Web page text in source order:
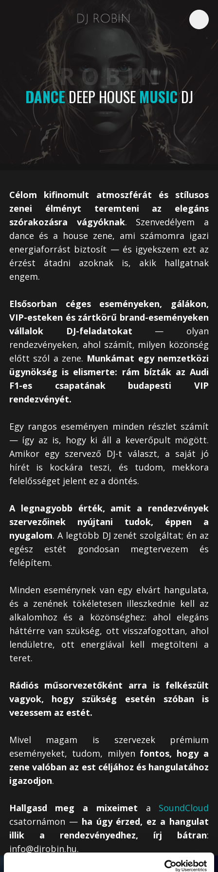
English
R O B I N
DANCEDEEP HOUSE MUSICDJ
Célom kifinomult atmoszférát és stílusos
zenei élményt teremteni az elegáns
szórakozásra vágyóknak. Szenvedélyem a
dance és a house zene, ami számomra igazi
energiaforrást biztosít — és igyekszem ezt az
érzést átadni azoknak is, akik hallgatnak
engem.
Elsősorban céges eseményeken, gálákon,
VIP-esteken és zártkörű brand-eseményeken
vállalok DJ-feladatokat — olyan
rendezvényeken, ahol számít, milyen közönség
előtt szól a zene. Munkámat egy nemzetközi
ügynökség is elismerte: rám bízták az Audi
F1-es csapatának budapesti VIP
rendezvényét.
Egy rangos eseményen minden részlet számít
— így az is, hogy ki áll a keverőpult mögött.
Amikor egy szervező DJ-t választ, a saját jó
hírét is kockára teszi, és tudom, mekkora
felelősséget jelent ez a döntés.
A legnagyobb érték, amit a rendezvények
szervezőinek nyújtani tudok, éppen a
nyugalom. A legtöbb DJ zenét szolgáltat; én az
egész estét gondosan megtervezem és
felépítem.
Minden eseménynek van egy elvárt hangulata,
és a zenének tökéletesen illeszkednie kell az
alkalomhoz és a közönséghez: ahol elegáns
háttérre van szükség, ott visszafogottan, ahol
lendületre, ott energiával kell megtölteni a
teret.
Rádiós műsorvezetőként arra is felkészült
vagyok, hogy szükség esetén szóban is
vezessem az estét.
Mivel magam is szervezek prémium
eseményeket, tudom, milyen fontos, hogy a
zene valóban az est céljához és hangulatához
igazodjon.
Hallgasd meg a mixeimet a SoundCloud
csatornámon — ha úgy érzed, ez a hangulat
illik a rendezvényedhez, írj bátran:
info@djrobin.hu.